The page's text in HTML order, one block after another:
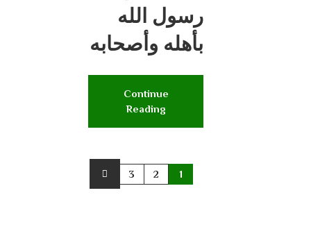
رسول الله
بأهله وأصحابه
Continue
Reading
1
2
3